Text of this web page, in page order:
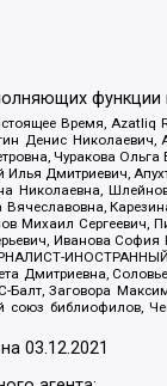
функции
Время, Azatliq
Денис
Чуракова
Дмитриевич,
Николаевна,
Вячеславовна,
Сергеевич,
Иванова
Дмитриевна,
Заговора
библиофилов,
на03.12.2021